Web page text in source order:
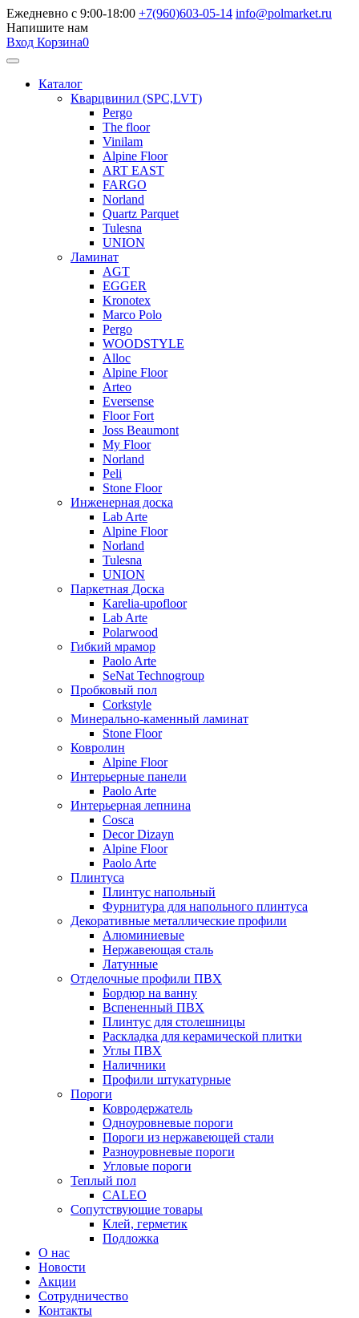
Ежедневно с 9:00-18:00 +7(960)603-05-14 info@polmarket.ru
Напишите нам
Вход Корзина0
Каталог
Кварцвинил (SPC,LVT)
Pergo
The floor
Vinilam
Alpine Floor
ART EAST
FARGO
Norland
Quartz Parquet
Tulesna
UNION
Ламинат
AGT
EGGER
Kronotex
Marco Polo
Pergo
WOODSTYLE
Alloc
Alpine Floor
Arteo
Eversense
Floor Fort
Joss Beaumont
My Floor
Norland
Peli
Stone Floor
Инженерная доска
Lab Arte
Alpine Floor
Norland
Tulesna
UNION
Паркетная Доска
Karelia-upofloor
Lab Arte
Polarwood
Гибкий мрамор
Paolo Arte
SeNat Technogroup
Пробковый пол
Corkstyle
Минерально-каменный ламинат
Stone Floor
Ковролин
Alpine Floor
Интерьерные панели
Paolo Arte
Интерьерная лепнина
Cosca
Decor Dizayn
Alpine Floor
Paolo Arte
Плинтуса
Плинтус напольный
Фурнитура для напольного плинтуса
Декоративные металлические профили
Алюминиевые
Нержавеющая сталь
Латунные
Отделочные профили ПВХ
Бордюр на ванну
Вспененный ПВХ
Плинтус для столешницы
Раскладка для керамической плитки
Углы ПВХ
Наличники
Профили штукатурные
Пороги
Ковродержатель
Одноуровневые пороги
Пороги из нержавеющей стали
Разноуровневые пороги
Угловые пороги
Теплый пол
CALEO
Сопутствующие товары
Клей, герметик
Подложка
О нас
Новости
Акции
Сотрудничество
Контакты